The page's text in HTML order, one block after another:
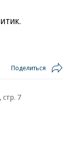
Поделиться
стр. 7